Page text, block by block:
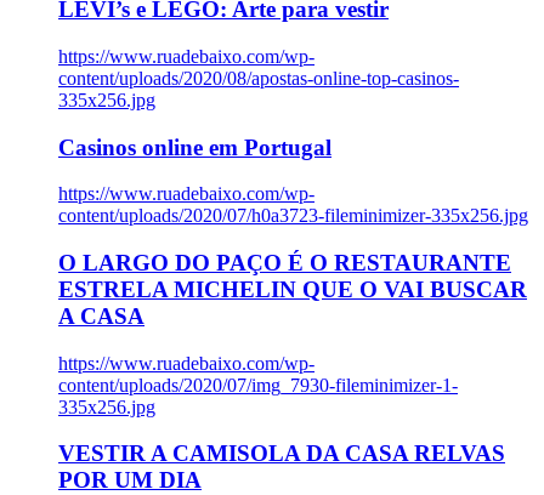
LEVI’s e LEGO: Arte para vestir
https://www.ruadebaixo.com/wp-
content/uploads/2020/08/apostas-online-top-casinos-
335x256.jpg
Casinos online em Portugal
https://www.ruadebaixo.com/wp-
content/uploads/2020/07/h0a3723-fileminimizer-335x256.jpg
O LARGO DO PAÇO É O RESTAURANTE
ESTRELA MICHELIN QUE O VAI BUSCAR
A CASA
https://www.ruadebaixo.com/wp-
content/uploads/2020/07/img_7930-fileminimizer-1-
335x256.jpg
VESTIR A CAMISOLA DA CASA RELVAS
POR UM DIA